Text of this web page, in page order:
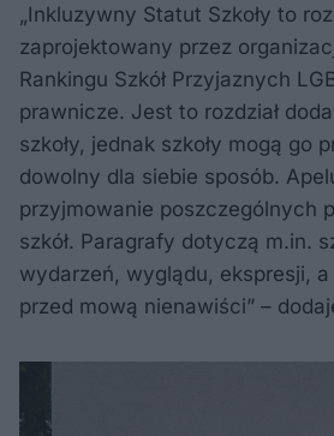
„Inkluzywny Statut Szkoły to
zaprojektowany przez
Rankingu Szkół Przyjaznych
prawnicze. Jest to rozdział
szkoły, jednak szkoły mogą go
dowolny dla siebie sposób.
przyjmowanie poszczególnych
szkół. Paragrafy dotyczą m.in.
wydarzeń, wyglądu, ekspresji,
przed mową nienawiści” –